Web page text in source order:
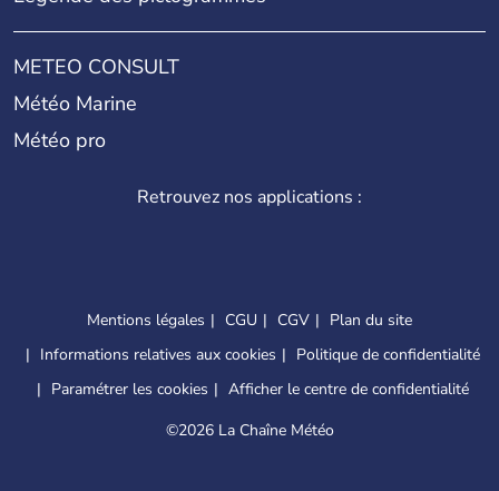
METEO CONSULT
Météo Marine
Météo pro
Retrouvez nos applications :
Mentions légales CGU CGV
Plan du site
Informations relatives aux cookies
Politique de confidentialité
Paramétrer les cookies
Afficher le centre de confidentialité
©2026 La Chaîne Météo